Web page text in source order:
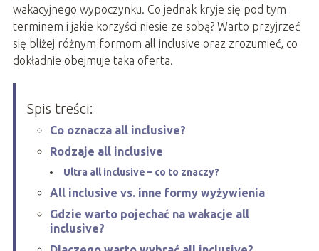
wakacyjnego wypoczynku. Co jednak kryje się pod tym
terminem i jakie korzyści niesie ze sobą? Warto przyjrzeć
się bliżej różnym formom all inclusive oraz zrozumieć, co
dokładnie obejmuje taka oferta.
Spis treści:
Co oznacza all inclusive?
Rodzaje all inclusive
Ultra all inclusive – co to znaczy?
All inclusive vs. inne formy wyżywienia
Gdzie warto pojechać na wakacje all
inclusive?